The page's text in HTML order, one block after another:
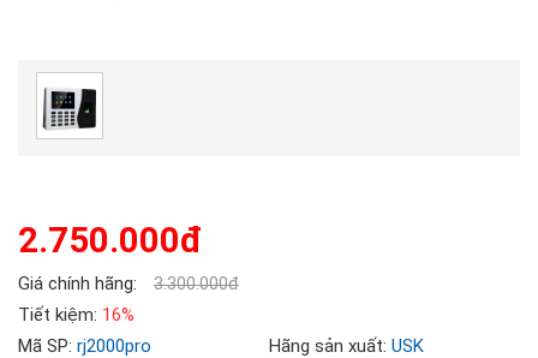
2.750.000đ
Giá chính hãng: 3.300.000đ
Tiết kiệm: 16%
Mã SP: rj2000pro Hãng sản xuất: USK